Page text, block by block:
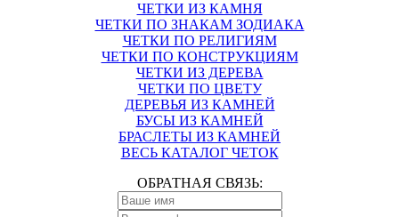
ЧЕТКИ ИЗ КАМНЯ
ЧЕТКИ ПО ЗНАКАМ ЗОДИАКА
ЧЕТКИ ПО РЕЛИГИЯМ
ЧЕТКИ ПО КОНСТРУКЦИЯМ
ЧЕТКИ ИЗ ДЕРЕВА
ЧЕТКИ ПО ЦВЕТУ
ДЕРЕВЬЯ ИЗ КАМНЕЙ
БУСЫ ИЗ КАМНЕЙ
БРАСЛЕТЫ ИЗ КАМНЕЙ
ВЕСЬ КАТАЛОГ ЧЕТОК
ОБРАТНАЯ СВЯЗЬ: